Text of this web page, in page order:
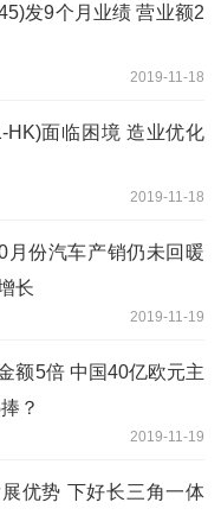
发9个月业绩 营业额2
2019-11-18
HK)面临困境 造业优化
2019-11-18
月份汽车产销仍未回暖
长
2019-11-19
额5倍 中国40亿欧元主
？
2019-11-19
优势 下好长三角一体